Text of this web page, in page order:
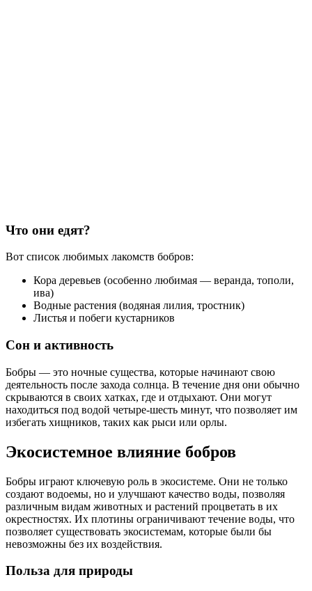
Что они едят?
Вот список любимых лакомств бобров:
Кора деревьев (особенно любимая — веранда, тополи,
ива)
Водные растения (водяная лилия, тростник)
Листья и побеги кустарников
Сон и активность
Бобры — это ночные существа, которые начинают свою
деятельность после захода солнца. В течение дня они обычно
скрываются в своих хатках, где и отдыхают. Они могут
находиться под водой четыре-шесть минут, что позволяет им
избегать хищников, таких как рыси или орлы.
Экосистемное влияние бобров
Бобры играют ключевую роль в экосистеме. Они не только
создают водоемы, но и улучшают качество воды, позволяя
различным видам животных и растений процветать в их
окрестностях. Их плотины ограничивают течение воды, что
позволяет существовать экосистемам, которые были бы
невозможны без их воздействия.
Польза для природы